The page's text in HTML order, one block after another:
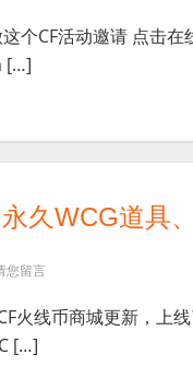
个CF活动邀请 点击在
[…]
久WCG道具
您留言
火线币商城更新，上
[…]